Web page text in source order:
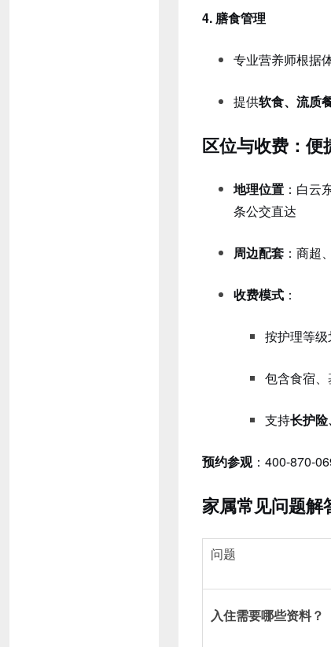
4. 膳食管理
专业营养师根据
提供软食、流质
区位与收费：便
地理位置 ：白云
条公交直达
周边配套 ：商超
收费模式 ：
按护理等级
包含食宿、
支持长护
预约参观 ：400-870-
家属常见问题解
问题
入住需要哪些资料？